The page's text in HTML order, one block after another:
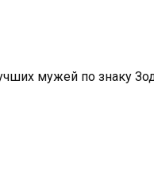
мужей по знаку